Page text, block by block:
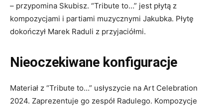
– przypomina Skubisz. “Tribute to…” jest płytą z
kompozycjami i partiami muzycznymi Jakubka. Płytę
dokończył Marek Raduli z przyjaciółmi.
Nieoczekiwane konfiguracje
Materiał z “Tribute to…” usłyszycie na Art Celebration
2024. Zaprezentuje go zespół Radulego. Kompozycje